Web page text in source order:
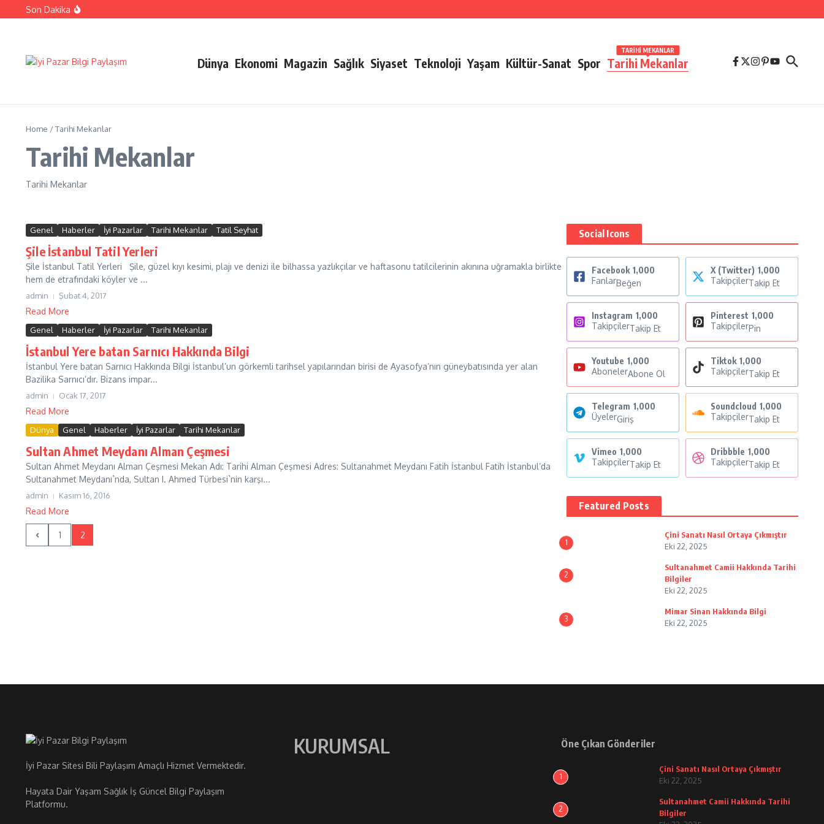
İçeriğe atlaSon Dakika
Kıbrıs Barış Harekatı Nasıl Yapıldı
Dünya Ekonomi Magazin Sağlık Siyaset Teknoloji Yaşam Kültür-Sanat Spor Tarihi Mekanlar
TARIHI MEKANLAR
Home /Tarihi Mekanlar
Tarihi Mekanlar
Tarihi Mekanlar
Genel Haberler İyi Pazarlar Tarihi Mekanlar Tatil Seyhat
Şile İstanbul Tatil Yerleri
Şile İstanbul Tatil Yerleri Şile, güzel kıyı kesimi, plajı ve denizi ile bilhassa yazlıkçılar ve haftasonu tatilcilerinin akınına uğramakla birlikte
hem de etrafındaki köyler ve ...
admin Şubat 4, 2017
Read More
Genel Haberler İyi Pazarlar Tarihi Mekanlar
İstanbul Yere batan Sarnıcı Hakkında Bilgi
İstanbul Yere batan Sarnıcı Hakkında Bilgi İstanbul’un görkemli tarihsel yapılarından birisi de Ayasofya’nın güneybatısında yer alan
Bazilika Sarnıcı’dır. Bizans impar...
admin Ocak 17, 2017
Read More
Dünya Genel Haberler İyi Pazarlar Tarihi Mekanlar
Sultan Ahmet Meydanı Alman Çeşmesi
Sultan Ahmet Meydanı Alman Çeşmesi Mekan Adı: Tarihi Alman Çeşmesi Adres: Sultanahmet Meydanı Fatih İstanbul Fatih İstanbul’da
Sultanahmet Meydanı`nda, Sultan I. Ahmed Türbesi`nin karşı...
admin Kasım 16, 2016
Read More
1 2
Social Icons
Facebook 1,000
FanlarBeğen
X (Twitter) 1,000
TakipçilerTakip Et
Instagram 1,000
TakipçilerTakip Et
Pinterest 1,000
TakipçilerPin
Youtube 1,000
AbonelerAbone Ol
Tiktok 1,000
TakipçilerTakip Et
Telegram 1,000
ÜyelerGiriş
Soundcloud 1,000
TakipçilerTakip Et
Vimeo 1,000
TakipçilerTakip Et
Dribbble 1,000
TakipçilerTakip Et
Featured Posts
1
Çini Sanatı Nasıl Ortaya Çıkmıştır
Eki 22, 2025
2
Sultanahmet Camii Hakkında Tarihi
Bilgiler
Eki 22, 2025
3
Mimar Sinan Hakkında Bilgi
Eki 22, 2025
İyi Pazar Sitesi Bili Paylaşım Amaçlı Hizmet Vermektedir.
Hayata Dair Yaşam Sağlık İş Güncel Bilgi Paylaşım
Platformu.
KURUMSAL Öne Çıkan Gönderiler
1
Çini Sanatı Nasıl Ortaya Çıkmıştır
Eki 22, 2025
2
Sultanahmet Camii Hakkında Tarihi
Bilgiler